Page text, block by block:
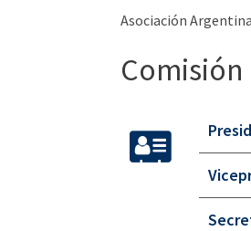
Asociación
Comisión